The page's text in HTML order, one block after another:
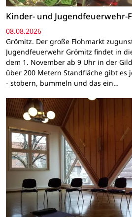
Kinder- und Jugendfeuerwehr-
08.08.2026
Grömitz. Der große Flohmarkt
Jugendfeuerwehr Grömitz findet in
dem 1. November ab 9 Uhr in der
über 200 Metern Standfläche gibt es
- stöbern, bummeln und das ein…